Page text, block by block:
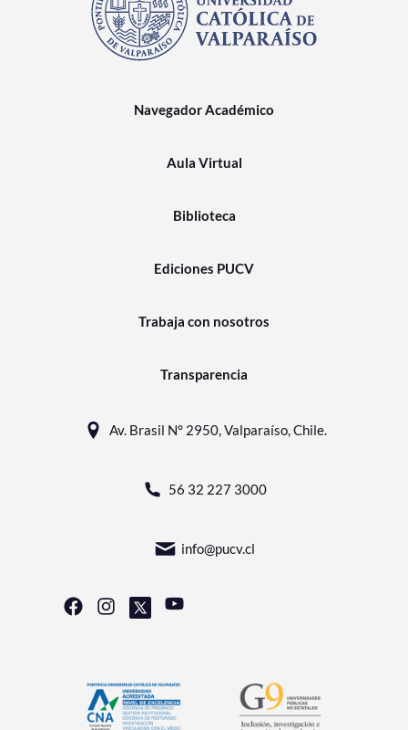
Navegador Académico
Aula Virtual
Biblioteca
Ediciones PUCV
Trabaja con nosotros
Transparencia
Av. Brasil N° 2950, Valparaíso, Chile.
56 32 227 3000
info@pucv.cl